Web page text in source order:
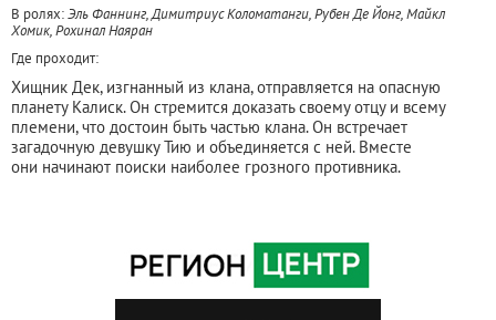
В ролях:Эль Фаннинг, Димитриус Коломатанги, Рубен Де Йонг, Майкл
Хомик, Рохинал Наяран
Где проходит:
Хищник Дек, изгнанный из клана, отправляется на опасную
планету Калиск. Он стремится доказать своему отцу и всему
племени, что достоин быть частью клана. Он встречает
загадочную девушку Тию и объединяется с ней. Вместе
они начинают поиски наиболее грозного противника.